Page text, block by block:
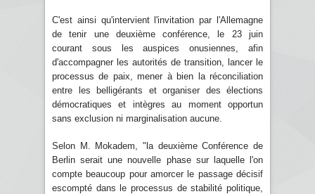
C'est ainsi qu'intervient l'invitation par l'Allemagne
de tenir une deuxième conférence, le 23 juin
courant sous les auspices onusiennes, afin
d'accompagner les autorités de transition, lancer le
processus de paix, mener à bien la réconciliation
entre les belligérants et organiser des élections
démocratiques et intègres au moment opportun
sans exclusion ni marginalisation aucune.
Selon M. Mokadem, "la deuxième Conférence de
Berlin serait une nouvelle phase sur laquelle l'on
compte beaucoup pour amorcer le passage décisif
escompté dans le processus de stabilité politique,